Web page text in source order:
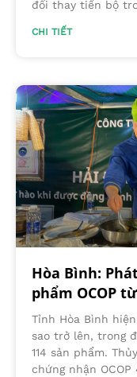
đổi thay tiến bộ
CHI TIẾT
Hòa Bình:
phẩm OCOP
Tỉnh Hòa Bình
sao trở lên, trong
114 sản phẩm.
chứng nhận